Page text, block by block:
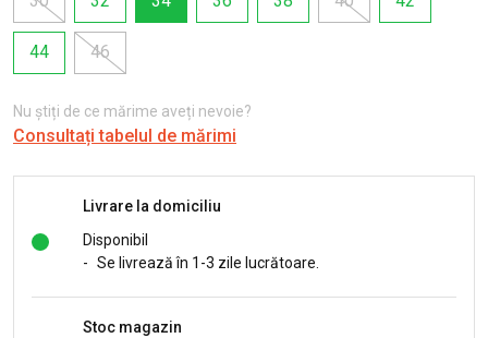
44 46
Nu știți de ce mărime aveți nevoie?
Consultați tabelul de mărimi
Livrare la domiciliu
Disponibil
- Se livrează în 1-3 zile lucrătoare.
Stoc magazin